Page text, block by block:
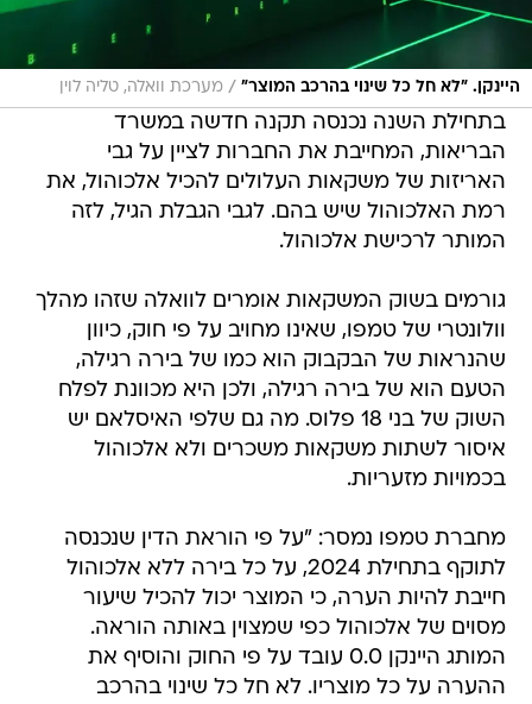
היינקן. "לא חל כל שינוי בהרכב המוצר" / מערכת וואלה, טליה לוין
בתחילת השנה נכנסה תקנה חדשה במשרד
הבריאות, המחייבת את החברות לציין על גבי
האריזות של משקאות העלולים להכיל אלכוהול, את
רמת האלכוהול שיש בהם. לגבי הגבלת הגיל, לזה
המותר לרכישת אלכוהול.
גורמים בשוק המשקאות אומרים לוואלה שזהו מהלך
וולונטרי של טמפו, שאינו מחויב על פי חוק, כיוון
שהנראות של הבקבוק הוא כמו של בירה רגילה,
הטעם הוא של בירה רגילה, ולכן היא מכוונת לפלח
השוק של בני 18 פלוס. מה גם שלפי האיסלאם יש
איסור לשתות משקאות משכרים ולא אלכוהול
בכמויות מזעריות.
מחברת טמפו נמסר: "על פי הוראת הדין שנכנסה
לתוקף בתחילת 2024, על כל בירה ללא אלכוהול
חייבת להיות הערה, כי המוצר יכול להכיל שיעור
מסוים של אלכוהול כפי שמצוין באותה הוראה.
המותג היינקן 0.0 עובד על פי החוק והוסיף את
ההערה על כל מוצריו. לא חל כל שינוי בהרכב